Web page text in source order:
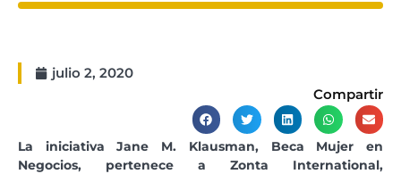
julio 2, 2020
Compartir
La iniciativa Jane M. Klausman, Beca Mujer en
Negocios, pertenece a Zonta International,